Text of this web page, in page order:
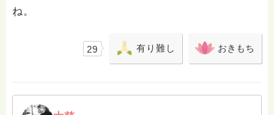
ね。
29 有り難し おきもち